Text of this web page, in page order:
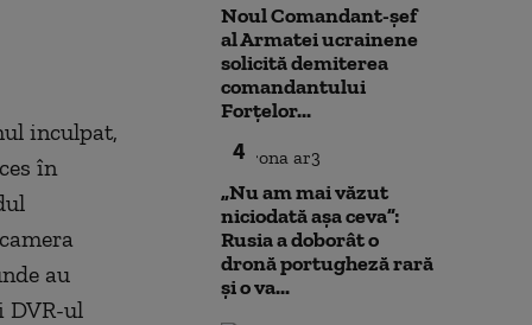
inculpat,
în
au
DVR-ul
Noul Comandant-șef
al Armatei ucrainene
solicită demiterea
comandantului
Forțelor...
4
„Nu am mai văzut
niciodată așa ceva”:
Rusia a doborât o
dronă portugheză rară
și o va...